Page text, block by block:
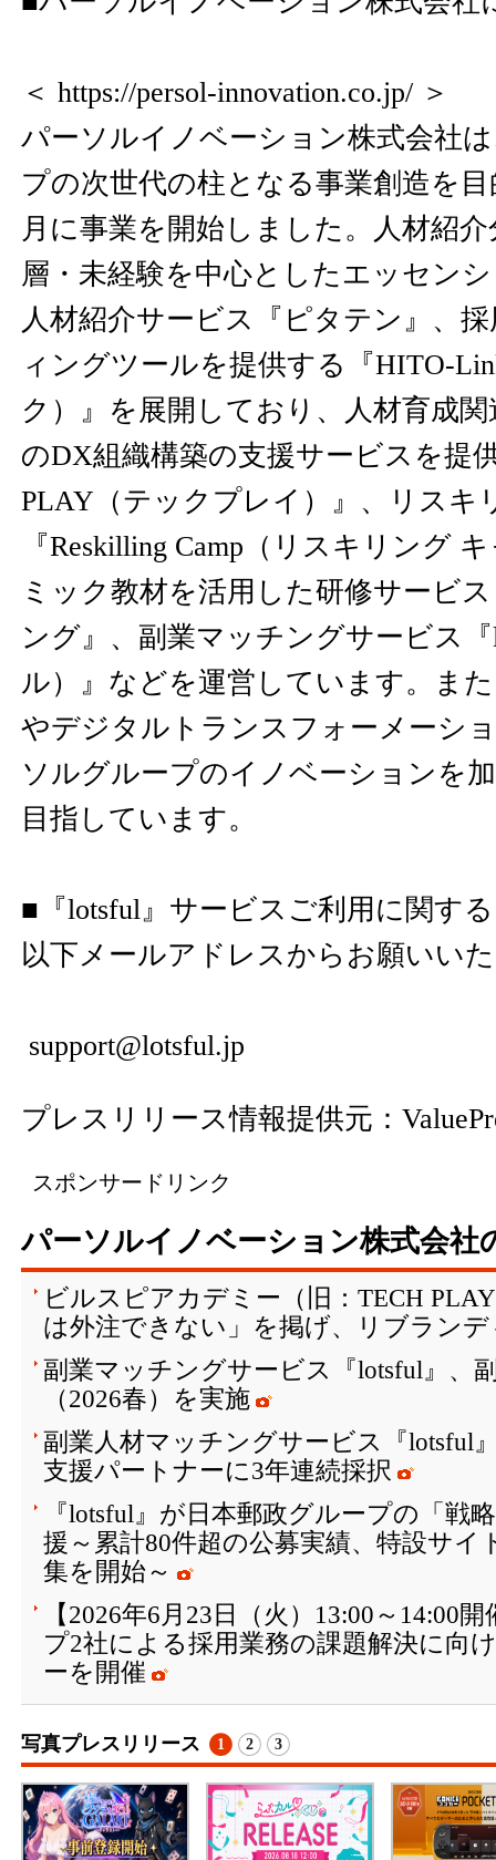
＜ https://persol-innovation.co.jp/ ＞
パーソルイノベーション株式会社
プの次世代の柱となる事業創造を目
月に事業を開始しました。人材紹
層・未経験を中心としたエッセン
人材紹介サービス『ピタテン』、
ィングツールを提供する『HITO-
ク）』を展開しており、人材育成
のDX組織構築の支援サービスを提
PLAY（テックプレイ）』、リスキ
『Reskilling Camp（リスキリング
ミック教材を活用した研修サービ
ング』、副業マッチングサービス
ル）』などを運営しています。ま
やデジタルトランスフォーメーシ
ソルグループのイノベーションを
目指しています。
■『lotsful』サービスご利用に関す
以下メールアドレスからお願いい
support@lotsful.jp
プレスリリース情報提供元：
スポンサードリンク
パーソルイノベーション株式会社
ビルスピアカデミー（旧：TECH
は外注できない」を掲げ、リブラン
副業マッチングサービス『lotsful』、
（2026春）を実施
副業人材マッチングサービス『lotsful
支援パートナーに3年連続採択
『lotsful』が日本郵政グループの「戦
援～累計80件超の公募実績、特設サイ
集を開始～
【2026年6月23日（火）13:00～14:00
プ2社による採用業務の課題解決に向
ーを開催
写真プレスリリース 1 2 3